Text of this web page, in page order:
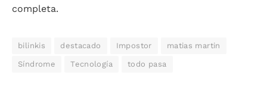
completa.
bilinkis destacado Impostor matias martin
Síndrome Tecnología todo pasa